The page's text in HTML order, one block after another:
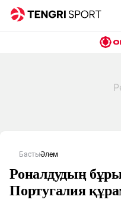
БастыӘлем
Роналдудың
Португалия